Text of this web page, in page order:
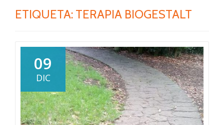
ETIQUETA: TERAPIA BIOGESTALT
09
DIC